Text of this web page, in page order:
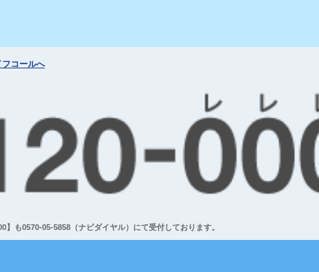
コールへ
も0570-05-5858（ナビダイヤル）にて受付しております。